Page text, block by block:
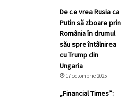
De ce vrea Rusia ca
Putin să zboare prin
România în drumul
său spre întâlnirea
cu Trump din
Ungaria
17 octombrie 2025
„Financial Times”: